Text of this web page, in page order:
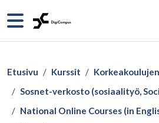
Sivupaneeli
Etusivu Kurssit
National Online Courses (in